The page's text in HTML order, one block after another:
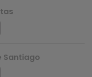
Santiago